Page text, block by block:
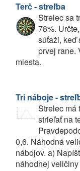
Terč - streľba
Strelec sa
78%.
súťaži, keď
prvej rane.
miesta.
Tri náboje -
Strelec má
strieľať na
0,6. Náhodná
nábojov. a)
náhodnej